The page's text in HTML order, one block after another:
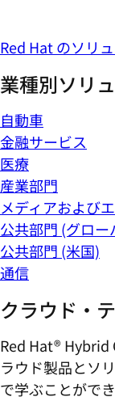
Red Hat のソリ
業種別ソリ
自動車
金融サービス
医療
産業部門
メディアおよび
公共部門 (グロー
公共部門 (米国)
通信
クラウド・
Red Hat® Hybrid
ラウド製品とソ
で学ぶことができ